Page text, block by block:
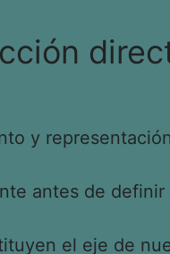
y
antes de
el eje de